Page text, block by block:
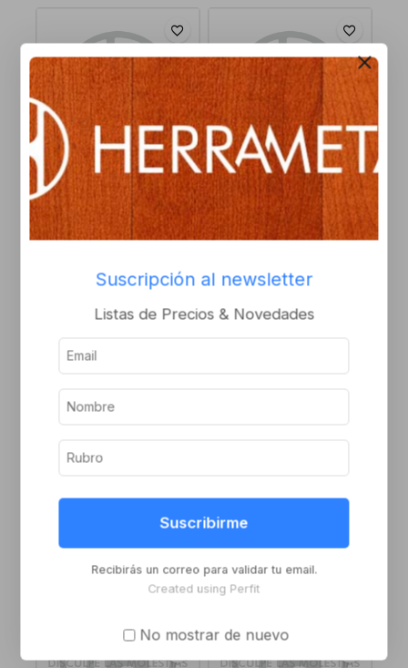
Tapa buz 250×75 c/res
bronce pulido laqueado
Inicie sesión o
regístrese para ver el
Buzon puerta 20x28x8
negro
Inicie sesión o
regístrese para ver el
regístrese para ver el
precio
regístrese para ver el
precio
Suscripción al newsletter
Listas de Precios & Novedades
Suscribirme
Recibirás un correo para validar tu email.
Created using Perfit
No mostrar de nuevo